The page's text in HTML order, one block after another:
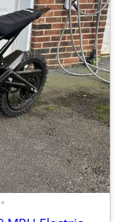
•